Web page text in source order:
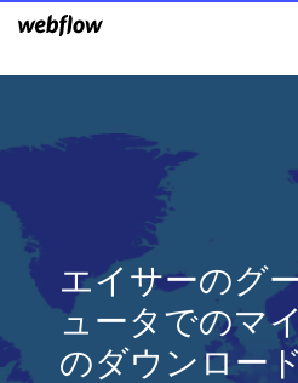
エイサーのグ
ュータでのマ
のダウンロー